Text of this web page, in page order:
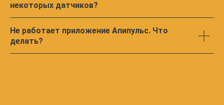
некоторых датчиков?
Не работает приложение Апипульс. Что
делать?
Скачать приложение
на Android